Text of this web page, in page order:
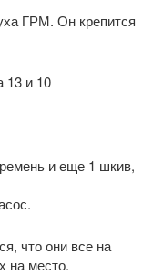
ГРМ. Он крепится
13 и 10
и еще 1 шкив,
что они все на
на место.